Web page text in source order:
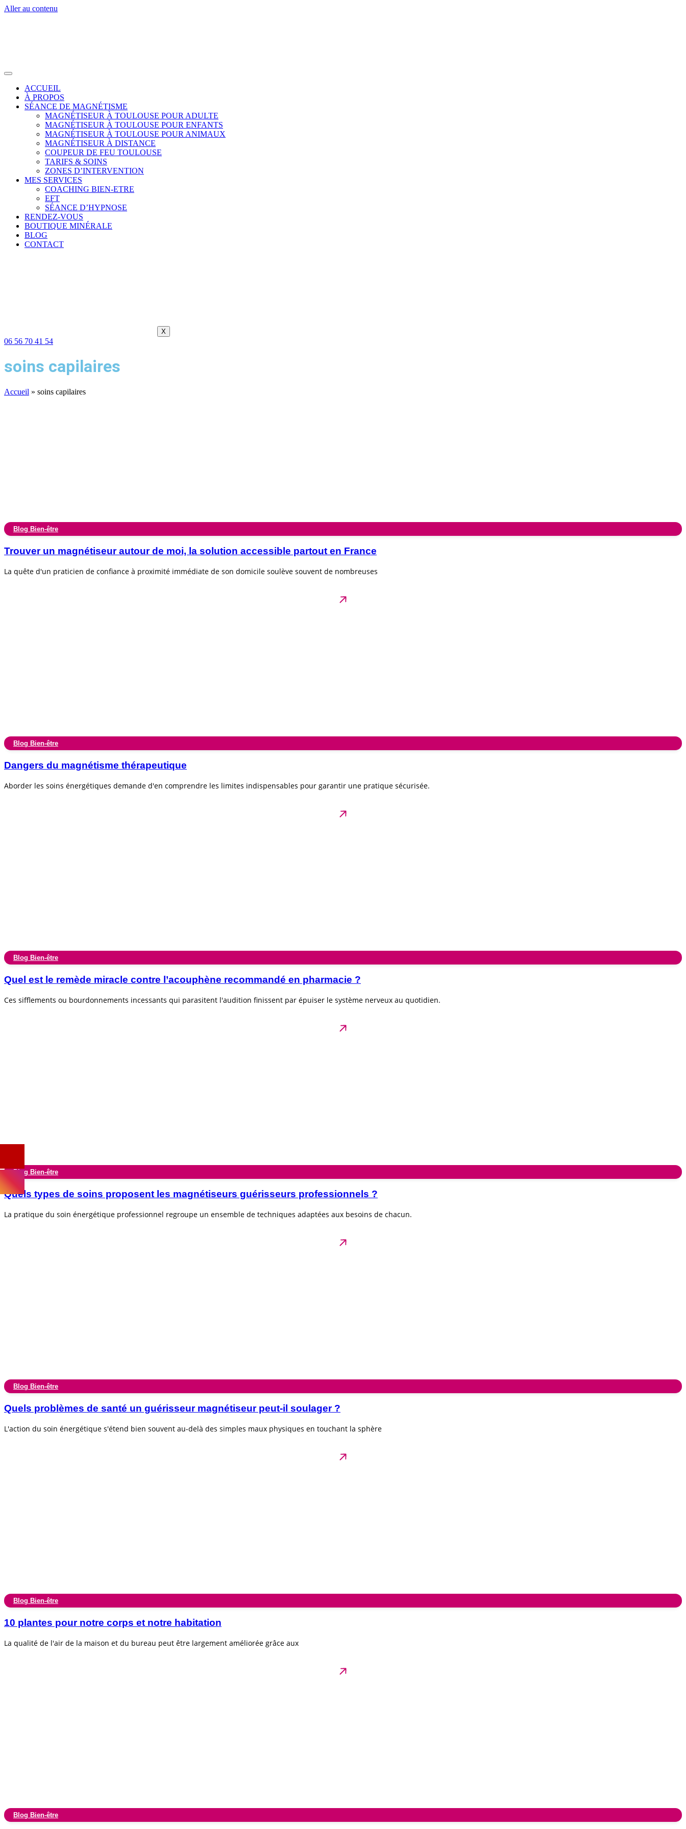
Aller au contenu
ACCUEIL
À PROPOS
SÉANCE DE MAGNÉTISME
MAGNÉTISEUR À TOULOUSE POUR ADULTE
MAGNÉTISEUR À TOULOUSE POUR ENFANTS
MAGNÉTISEUR À TOULOUSE POUR ANIMAUX
MAGNÉTISEUR À DISTANCE
COUPEUR DE FEU TOULOUSE
TARIFS & SOINS
ZONES D’INTERVENTION
MES SERVICES
COACHING BIEN-ETRE
EFT
SÉANCE D’HYPNOSE
RENDEZ-VOUS
BOUTIQUE MINÉRALE
BLOG
CONTACT
X
06 56 70 41 54
soins capilaires
Accueil » soins capilaires
Blog Bien-être
Trouver un magnétiseur autour de moi, la solution accessible partout en France
La quête d'un praticien de confiance à proximité immédiate de son domicile soulève souvent de nombreuses
Blog Bien-être
Dangers du magnétisme thérapeutique
Aborder les soins énergétiques demande d'en comprendre les limites indispensables pour garantir une pratique sécurisée.
Blog Bien-être
Quel est le remède miracle contre l’acouphène recommandé en pharmacie ?
Ces sifflements ou bourdonnements incessants qui parasitent l'audition finissent par épuiser le système nerveux au quotidien.
Blog Bien-être
Quels types de soins proposent les magnétiseurs guérisseurs professionnels ?
La pratique du soin énergétique professionnel regroupe un ensemble de techniques adaptées aux besoins de chacun.
Blog Bien-être
Quels problèmes de santé un guérisseur magnétiseur peut-il soulager ?
L'action du soin énergétique s'étend bien souvent au-delà des simples maux physiques en touchant la sphère
Blog Bien-être
10 plantes pour notre corps et notre habitation
La qualité de l'air de la maison et du bureau peut être largement améliorée grâce aux
Blog Bien-être